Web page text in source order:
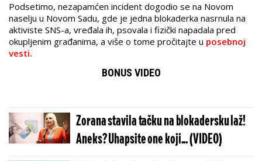
Podsetimo, nezapamćen incident dogodio se na Novom
naselju u Novom Sadu, gde je jedna blokaderka nasrnula na
aktiviste SNS-a, vređala ih, psovala i fizički napadala pred
okupljenim građanima, a više o tome pročitajte u posebnoj
vesti.
BONUS VIDEO
Zorana stavila tačku na blokadersku laž!
Aneks? Uhapsite one koji... (VIDEO)